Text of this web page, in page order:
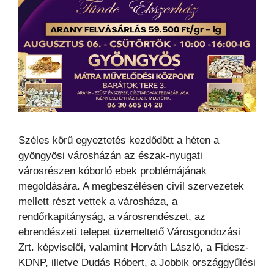
Széles körű egyeztetés kezdődött a héten a
gyöngyösi városházán az észak-nyugati
városrészen kóborló ebek problémájának
megoldására. A megbeszélésen civil szervezetek
mellett részt vettek a városháza, a
rendőrkapitányság, a városrendészet, az
ebrendészeti telepet üzemeltető Városgondozási
Zrt. képviselői, valamint Horváth László, a Fidesz-
KDNP, illetve Dudás Róbert, a Jobbik országgyűlési